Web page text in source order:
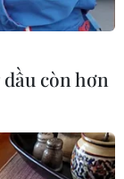
còn hơn